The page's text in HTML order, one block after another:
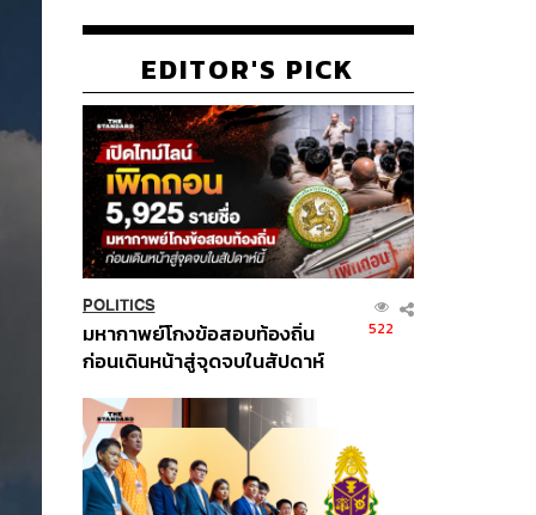
EDITOR'S PICK
POLITICS
มหากาพย์โกงข้อสอบท้องถิ่น
ก่อนเดินหน้าสู่จุดจบในสัปดาห์
522